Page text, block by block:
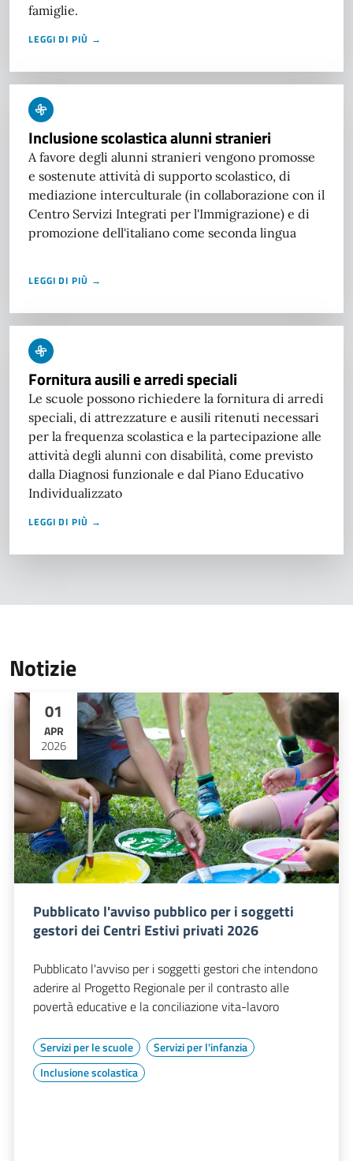
famiglie.
LEGGI DI PIÙ →
Inclusione scolastica alunni stranieri
A favore degli alunni stranieri vengono promosse
e sostenute attività di supporto scolastico, di
mediazione interculturale (in collaborazione con il
Centro Servizi Integrati per l'Immigrazione) e di
promozione dell'italiano come seconda lingua
LEGGI DI PIÙ →
Fornitura ausili e arredi speciali
Le scuole possono richiedere la fornitura di arredi
speciali, di attrezzature e ausili ritenuti necessari
per la frequenza scolastica e la partecipazione alle
attività degli alunni con disabilità, come previsto
dalla Diagnosi funzionale e dal Piano Educativo
Individualizzato
LEGGI DI PIÙ →
Notizie
01
APR
2026
Pubblicato l'avviso pubblico per i soggetti
gestori dei Centri Estivi privati 2026
Pubblicato l'avviso per i soggetti gestori che intendono
aderire al Progetto Regionale per il contrasto alle
povertà educative e la conciliazione vita-lavoro
Servizi per le scuole
Servizi per l'infanzia
Inclusione scolastica